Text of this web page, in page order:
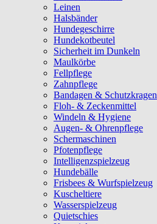
Leinen
Halsbänder
Hundegeschirre
Hundekotbeutel
Sicherheit im Dunkeln
Maulkörbe
Fellpflege
Zahnpflege
Bandagen & Schutzkragen
Floh- & Zeckenmittel
Windeln & Hygiene
Augen- & Ohrenpflege
Schermaschinen
Pfotenpflege
Intelligenzspielzeug
Hundebälle
Frisbees & Wurfspielzeug
Kuscheltiere
Wasserspielzeug
Quietschies